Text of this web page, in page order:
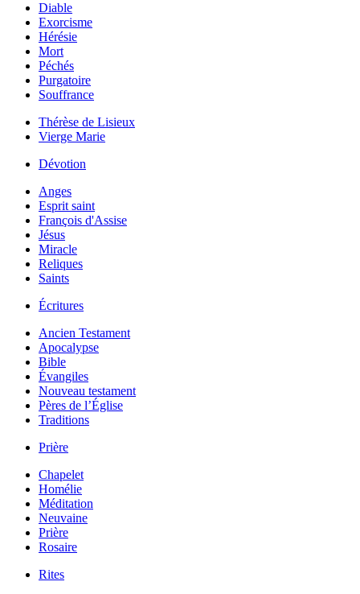
Diable
Exorcisme
Hérésie
Mort
Péchés
Purgatoire
Souffrance
Thérèse de Lisieux
Vierge Marie
Dévotion
Anges
Esprit saint
François d'Assise
Jésus
Miracle
Reliques
Saints
Écritures
Ancien Testament
Apocalypse
Bible
Évangiles
Nouveau testament
Pères de l’Église
Traditions
Prière
Chapelet
Homélie
Méditation
Neuvaine
Prière
Rosaire
Rites